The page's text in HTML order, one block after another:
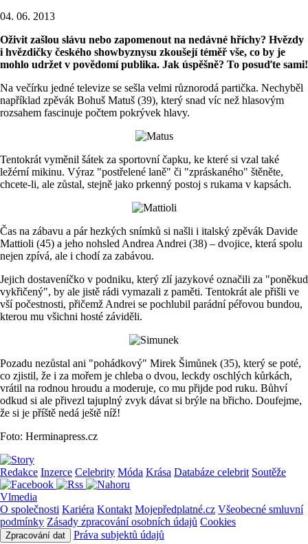
04. 06. 2013
Oživit zašlou slávu nebo zapomenout na nedávné hříchy? Hvězdy
i hvězdičky českého showbyznysu zkoušejí téměř vše, co by je
mohlo udržet v povědomí publika. Jak úspěšně? To posuďte sami!
Na večírku jedné televize se sešla velmi různorodá partička. Nechyběl
například zpěvák Bohuš Matuš (39), který snad víc než hlasovým
rozsahem fascinuje počtem pokrývek hlavy.
Tentokrát vyměnil šátek za sportovní čapku, ke které si vzal také
ležérní mikinu. Výraz "postřelené laně" či "zpráskaného" štěněte,
chcete-li, ale zůstal, stejně jako prkenný postoj s rukama v kapsách.
Čas na zábavu a pár hezkých snímků si našli i italský zpěvák Davide
Mattioli (45) a jeho nohsled Andrea Andrei (38) – dvojice, která spolu
nejen zpívá, ale i chodí za zabávou.
Jejich dostaveníčko v podniku, který zlí jazykové označili za "poněkud
vykřičený", by ale jistě rádi vymazali z paměti. Tentokrát ale přišli ve
vší počestnosti, přičemž Andrei se pochlubil parádní péřovou bundou,
kterou mu všichni hosté záviděli.
Pozadu nezůstal ani "pohádkový" Mirek Šimůnek (35), který se poté,
co zjistil, že i za mořem je chleba o dvou, leckdy oschlých kůrkách,
vrátil na rodnou hroudu a moderuje, co mu přijde pod ruku. Bůhví
odkud si ale přivezl tajuplný zvyk dávat si brýle na břicho. Doufejme,
že si je příště nedá ještě níž!
Foto: Herminapress.cz
Redakce Inzerce Celebrity Móda Krása Databáze celebrit Soutěže
Vlmedia
O společnosti Kariéra Kontakt Mojepředplatné.cz Všeobecné smluvní
podmínky Zásady zpracování osobních údajů Cookies
Zpracování dat
Práva subjektů údajů